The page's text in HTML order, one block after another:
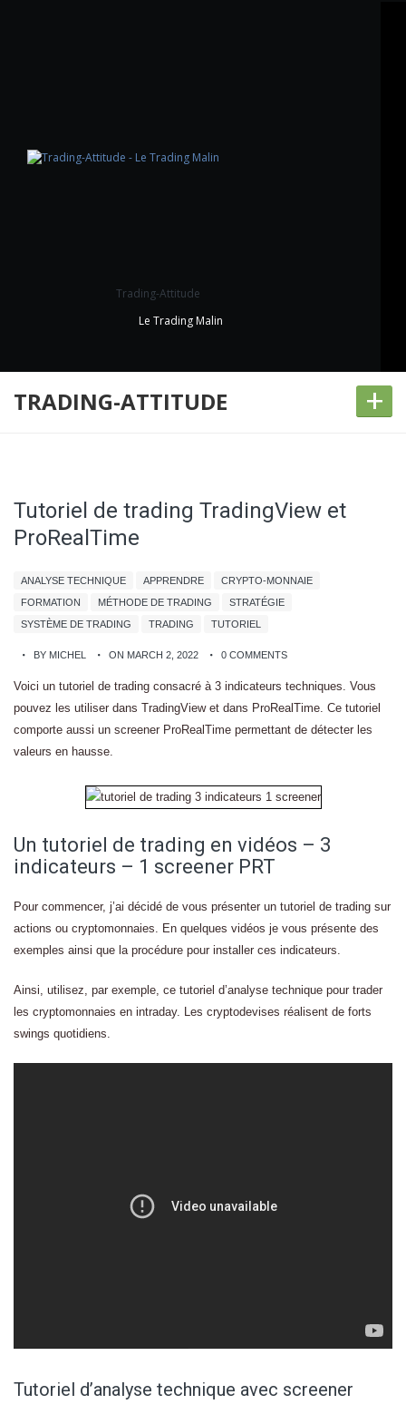
Trading-Attitude
Le Trading Malin
TRADING-ATTITUDE +
Tutoriel de trading TradingView et
ProRealTime
ANALYSE TECHNIQUE APPRENDRE
CRYPTO-MONNAIE
FORMATION
MÉTHODE DE TRADING
STRATÉGIE
SYSTÈME DE TRADING
TRADING TUTORIEL
BY MICHEL ON MARCH 2, 2022 0 COMMENTS
Voici un tutoriel de trading consacré à 3 indicateurs techniques. Vous
pouvez les utiliser dans TradingView et dans ProRealTime. Ce tutoriel
comporte aussi un screener ProRealTime permettant de détecter les
valeurs en hausse.
Un tutoriel de trading en vidéos – 3
indicateurs – 1 screener PRT
Pour commencer, j’ai décidé de vous présenter un tutoriel de trading sur
actions ou cryptomonnaies. En quelques vidéos je vous présente des
exemples ainsi que la procédure pour installer ces indicateurs.
Ainsi, utilisez, par exemple, ce tutoriel d’analyse technique pour trader
les cryptomonnaies en intraday. Les cryptodevises réalisent de forts
swings quotidiens.
Tutoriel d’analyse technique avec screener